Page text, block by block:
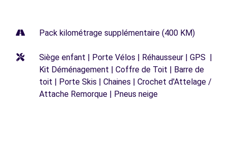
Pack kilométrage supplémentaire (400 KM)
Siège enfant | Porte Vélos | Réhausseur | GPS |
Kit Déménagement | Coffre de Toit | Barre de
toit | Porte Skis | Chaines | Crochet d'Attelage /
Attache Remorque | Pneus neige